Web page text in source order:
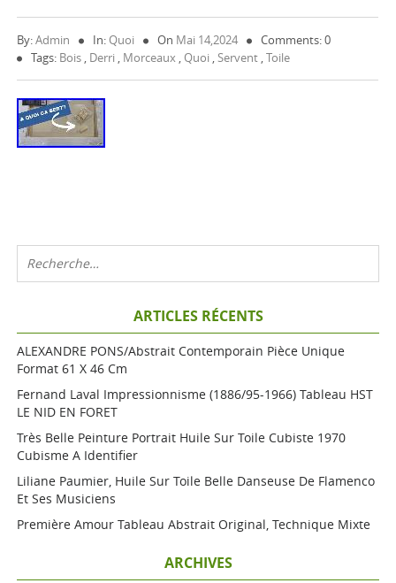
By:Admin In: Quoi On Mai 14,2024
Comments: 0
Tags: Bois , Derri , Morceaux , Quoi ,Servent ,Toile
ARTICLES RÉCENTS
ALEXANDRE PONS/Abstrait Contemporain Pièce Unique
Format 61 X 46 Cm
Fernand Laval Impressionnisme (1886/95-1966) Tableau HST
LE NID EN FORET
Très Belle Peinture Portrait Huile Sur Toile Cubiste 1970
Cubisme A Identifier
Liliane Paumier, Huile Sur Toile Belle Danseuse De Flamenco
Et Ses Musiciens
Première Amour Tableau Abstrait Original, Technique Mixte
ARCHIVES